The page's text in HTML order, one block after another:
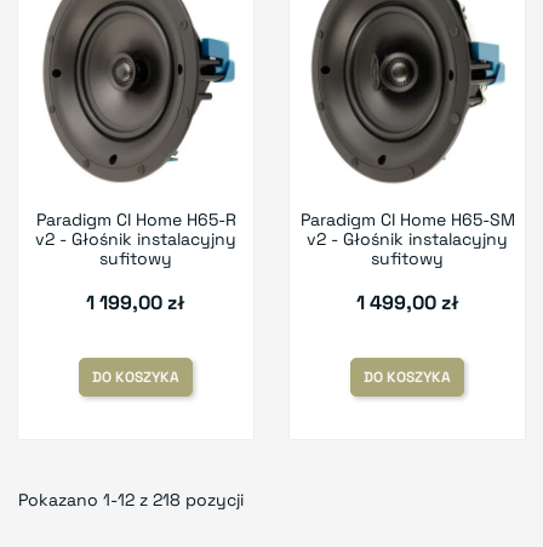
Paradigm CI Home H65-R
v2 - Głośnik instalacyjny
sufitowy
1 199,00 zł
DO KOSZYKA
Paradigm CI Home H65-SM
v2 - Głośnik instalacyjny
sufitowy
1 499,00 zł
DO KOSZYKA
Pokazano 1-12 z 218 pozycji